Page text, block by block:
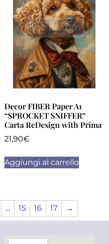
Decor FIBER Paper A1
“SPROCKET SNIFFER”
Carta ReDesign with Prima
21,90€
Aggiungi al carrello
… 15 16 17 →